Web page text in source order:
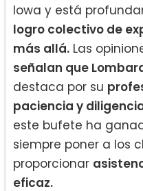
Iowa y está
logro colectivo de
más allá. Las
señalan que
destaca por su
paciencia y
este bufete ha
siempre poner a los
proporcionar
eficaz.